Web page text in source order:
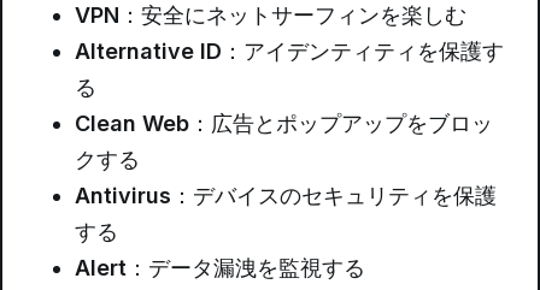
VPN ：安全にネットサーフィンを楽しむ
Alternative ID ：アイデンティティを保護す
る
Clean Web：広告とポップアップをブロッ
クする
Antivirus ：デバイスのセキュリティを保護
する
Alert ：データ漏洩を監視する